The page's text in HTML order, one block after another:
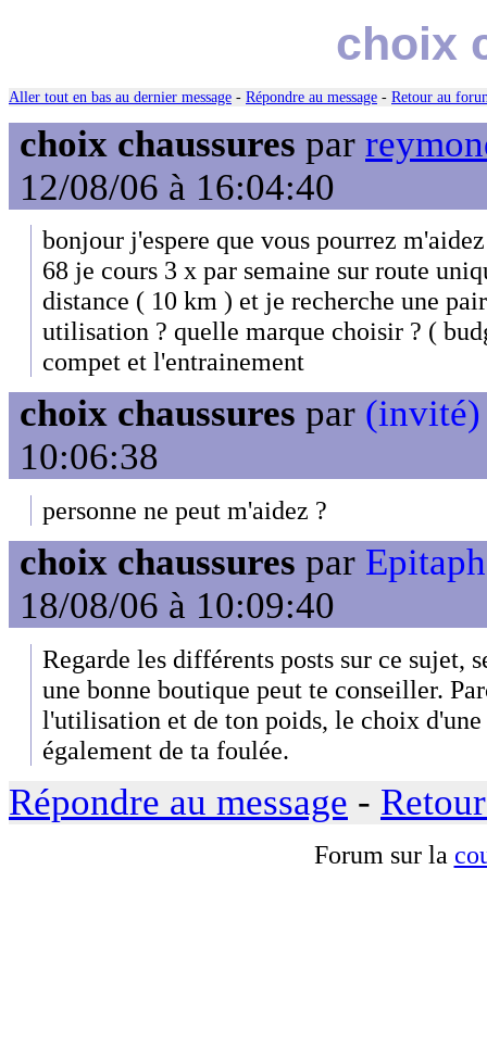
choix
Aller tout en bas au dernier message - Répondre au message - Retour au
choix chaussures par
12/08/06 à 16:04:40
bonjour j'espere que vous pourrez
68 je cours 3 x par semaine sur route
distance ( 10 km ) et je recherche une
utilisation ? quelle marque choisir ? (
compet et l'entrainement
choix chaussures par (invité)
10:06:38
personne ne peut m'aidez ?
choix chaussures par
18/08/06 à 10:09:40
Regarde les différents posts sur ce sujet,
une bonne boutique peut te conseiller.
l'utilisation et de ton poids, le choix d'une
également de ta foulée.
Répondre au message -
Forum sur la